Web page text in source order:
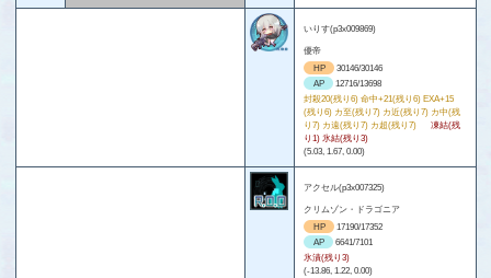
いりす(p3x009869)
優帝
HP
30146/30146
AP
12716/13698
封殺20(残り6) 命中+21(残り6) EXA+15
(残り6) カ至(残り7) カ近(残り7) カ中(残
り7) カ遠(残り7) カ超(残り7)
凍結(残
り1) 氷結(残り3)
(5.03, 1.67, 0.00)
アクセル(p3x007325)
クリムゾン・ドラゴニア
HP
17190/17352
AP
6641/7101
氷漬(残り3)
(-13.86, 1.22, 0.00)